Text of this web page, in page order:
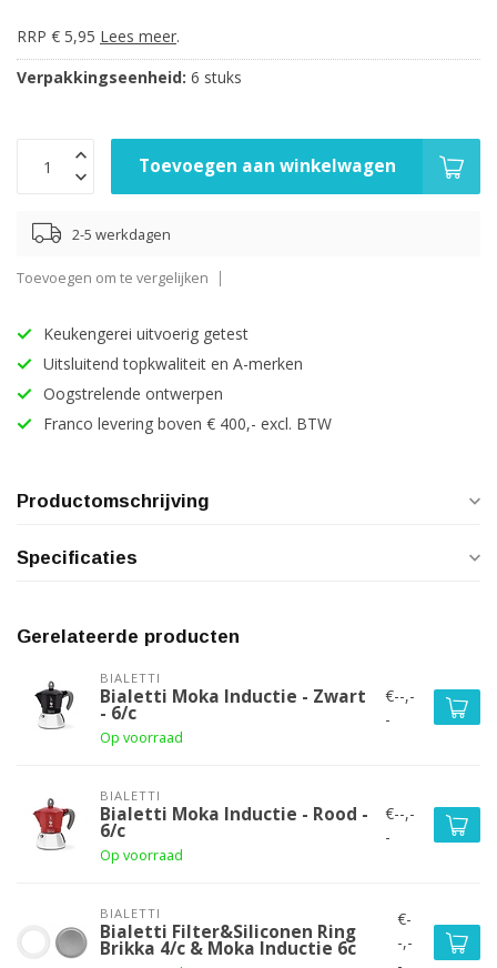
RRP € 5,95 Lees meer.
Verpakkingseenheid: 6 stuks
Toevoegen aan winkelwagen
2-5 werkdagen
Toevoegen om te vergelijken
Keukengerei uitvoerig getest
Uitsluitend topkwaliteit en A-merken
Oogstrelende ontwerpen
Franco levering boven € 400,- excl. BTW
Productomschrijving
Specificaties
Gerelateerde producten
BIALETTI
Bialetti Moka Inductie - Zwart
- 6/c
Op voorraad
€--,-
-
BIALETTI
Bialetti Moka Inductie - Rood -
6/c
Op voorraad
€--,-
-
BIALETTI
Bialetti Filter&Siliconen Ring
Brikka 4/c & Moka Inductie 6c
€-
-,-